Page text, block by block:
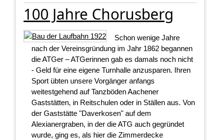
100 Jahre Chorusberg
Schon wenige Jahre
nach der Vereinsgründung im Jahr 1862 begannen
die ATGer – ATGerinnen gab es damals noch nicht
- Geld für eine eigene Turnhalle anzusparen. Ihren
Sport übten unsere Vorgänger anfangs
weitestgehend auf Tanzböden Aachener
Gaststätten, in Reitschulen oder in Ställen aus. Von
der Gaststätte "Daverkosen" auf dem
Alexianergraben, in der die ATG auch gegründet
wurde, ging es, als hier die Zimmerdecke